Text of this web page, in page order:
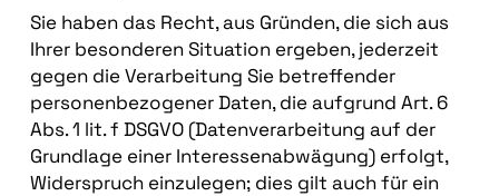
Sie haben das Recht, aus Gründen, die sich aus
Ihrer besonderen Situation ergeben, jederzeit
gegen die Verarbeitung Sie betreffender
personenbezogener Daten, die aufgrund Art. 6
Abs. 1 lit. f DSGVO (Datenverarbeitung auf der
Grundlage einer Interessenabwägung) erfolgt,
Widerspruch einzulegen; dies gilt auch für ein